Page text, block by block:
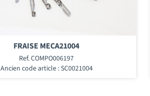
FRAISE MECA21004
Ref. COMPO006197
Ancien code article : SC0021004